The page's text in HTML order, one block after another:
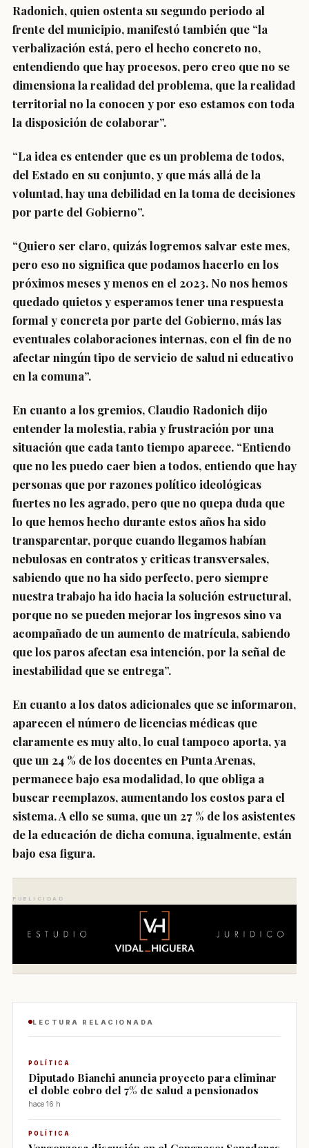
Radonich, quien ostenta su segundo periodo al
frente del municipio, manifestó también que “la
verbalización está, pero el hecho concreto no,
entendiendo que hay procesos, pero creo que no se
dimensiona la realidad del problema, que la realidad
territorial no la conocen y por eso estamos con toda
la disposición de colaborar”.
“La idea es entender que es un problema de todos,
del Estado en su conjunto, y que más allá de la
voluntad, hay una debilidad en la toma de decisiones
por parte del Gobierno”.
“Quiero ser claro, quizás logremos salvar este mes,
pero eso no significa que podamos hacerlo en los
próximos meses y menos en el 2023. No nos hemos
quedado quietos y esperamos tener una respuesta
formal y concreta por parte del Gobierno, más las
eventuales colaboraciones internas, con el fin de no
afectar ningún tipo de servicio de salud ni educativo
en la comuna”.
En cuanto a los gremios, Claudio Radonich dijo
entender la molestia, rabia y frustración por una
situación que cada tanto tiempo aparece. “Entiendo
que no les puedo caer bien a todos, entiendo que hay
personas que por razones político ideológicas
fuertes no les agrado, pero que no quepa duda que
lo que hemos hecho durante estos años ha sido
transparentar, porque cuando llegamos habían
nebulosas en contratos y criticas transversales,
sabiendo que no ha sido perfecto, pero siempre
nuestra trabajo ha ido hacia la solución estructural,
porque no se pueden mejorar los ingresos sino va
acompañado de un aumento de matrícula, sabiendo
que los paros afectan esa intención, por la señal de
inestabilidad que se entrega”.
En cuanto a los datos adicionales que se informaron,
aparecen el número de licencias médicas que
claramente es muy alto, lo cual tampoco aporta, ya
que un 24 % de los docentes en Punta Arenas,
permanece bajo esa modalidad, lo que obliga a
buscar reemplazos, aumentando los costos para el
sistema. A ello se suma, que un 27 % de los asistentes
de la educación de dicha comuna, igualmente, están
bajo esa figura.
PUBLICIDAD
LECTURA RELACIONADA
POLÍTICA
Diputado Bianchi anuncia proyecto para eliminar
el doble cobro del 7% de salud a pensionados
hace 16 h
POLÍTICA